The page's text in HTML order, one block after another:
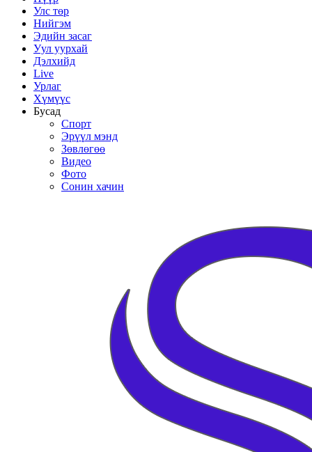
Улс төр
Нийгэм
Эдийн засаг
Уул уурхай
Дэлхийд
Live
Урлаг
Хүмүүс
Бусад
Спорт
Эрүүл мэнд
Зөвлөгөө
Видео
Фото
Сонин хачин